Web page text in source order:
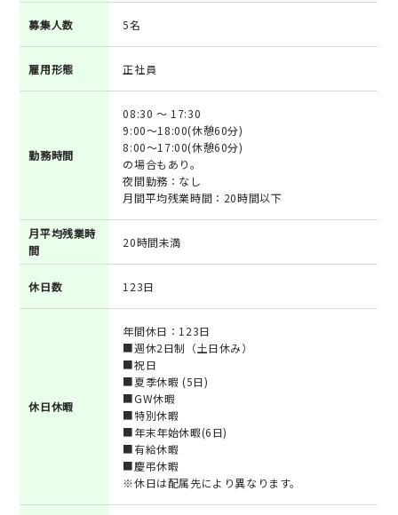
募集人数 5名
雇用形態 正社員
勤務時間
08:30 ～ 17:30
9:00～18:00(休憩60分)
8:00～17:00(休憩60分)
の場合もあり。
夜間勤務：なし
月間平均残業時間：20時間以下
月平均残業時
間
20時間未満
休日数 123日
休日休暇
年間休日：123日
■週休2日制（土日休み）
■祝日
■夏季休暇 (5日)
■GW休暇
■特別休暇
■年末年始休暇(6日)
■有給休暇
■慶弔休暇
※休日は配属先により異なります。